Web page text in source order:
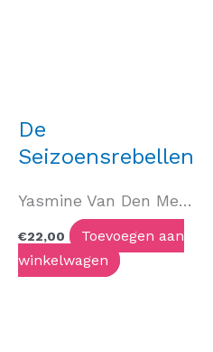
De
Seizoensrebellen
Yasmine Van Den Meersch
€22,00
Toevoegen aan
winkelwagen